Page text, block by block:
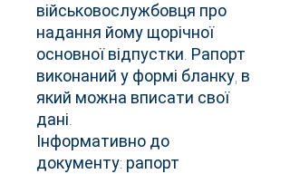
військовослужбовця про
надання йому щорічної
основної відпустки. Рапорт
виконаний у формі бланку, в
який можна вписати свої
дані.
Інформативно до
документу: рапорт